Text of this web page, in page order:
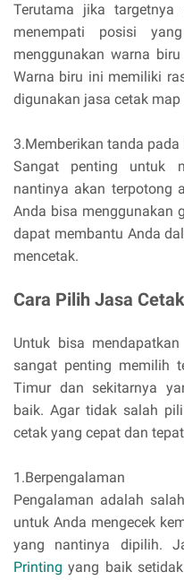
Terutama jika targetnya
menempati posisi
menggunakan warna
Warna biru ini memiliki
digunakan jasa cetak
3.Memberikan tanda
Sangat penting untuk
nantinya akan terpotong
Anda bisa menggunakan
dapat membantu Anda
mencetak.
Cara Pilih Jasa
Untuk bisa
sangat penting memilih
Timur dan sekitarnya
baik. Agar tidak salah
cetak yang cepat dan
1.Berpengalaman
Pengalaman adalah
untuk Anda mengecek
yang nantinya dipilih.
Printing yang baik